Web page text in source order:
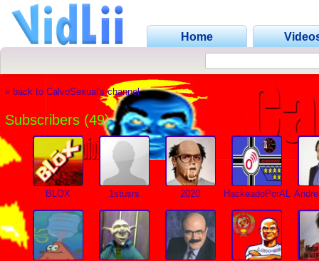
Home
« back to CalvoSexual's channel
Subscribers (49)
BLOX 1stusrs 2020 HackeadoPorAL